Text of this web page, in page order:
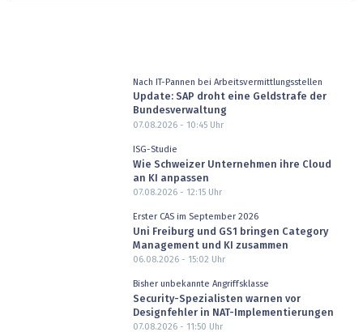
Nach IT-Pannen bei Arbeitsvermittlungsstellen
Update: SAP droht eine Geldstrafe der
Bundesverwaltung
07.08.2026 - 10:45Uhr
ISG-Studie
Wie Schweizer Unternehmen ihre Cloud
an KI anpassen
07.08.2026 - 12:15Uhr
Erster CAS im September 2026
Uni Freiburg und GS1 bringen Category
Management und KI zusammen
06.08.2026 - 15:02 Uhr
Bisher unbekannte Angriffsklasse
Security-Spezialisten warnen vor
Designfehler in NAT-Implementierungen
07.08.2026 - 11:50 Uhr